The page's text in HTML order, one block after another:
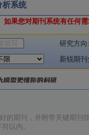
析系统
如果您对期刊系统有任何
研究方向:
新锐期刊